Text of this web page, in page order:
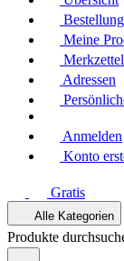
Meine
Merkzettel
Adressen
Anmelden
Konto
Gratis
Alle Kategorien
Produkte